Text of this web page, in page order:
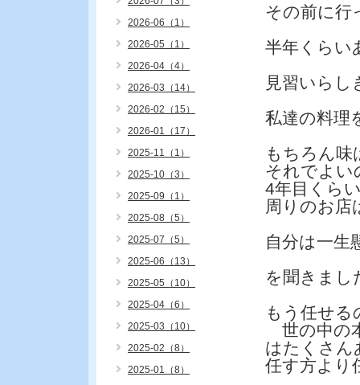
その前に行
半年くらい
見習いらし
私達の料理
もちろん味
それでよい
4年目くら
周りのお店
自分は一生
を聞きまし
もう任せる
世の中の
はたくさん
任す方より
2026-06（1）
2026-05（1）
2026-04（4）
2026-03（14）
2026-02（15）
2026-01（17）
2025-11（1）
2025-10（3）
2025-09（1）
2025-08（5）
2025-07（5）
2025-06（13）
2025-05（10）
2025-04（6）
2025-03（10）
2025-02（8）
2025-01（8）